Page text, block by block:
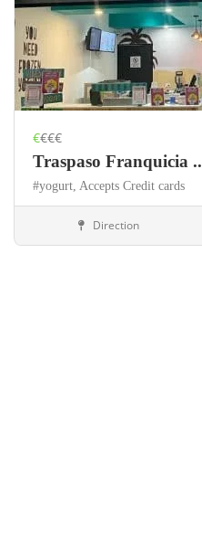
€€€€
Traspaso Franquicia ..
#yogurt, Accepts Credit cards
AlimentaciónDirection